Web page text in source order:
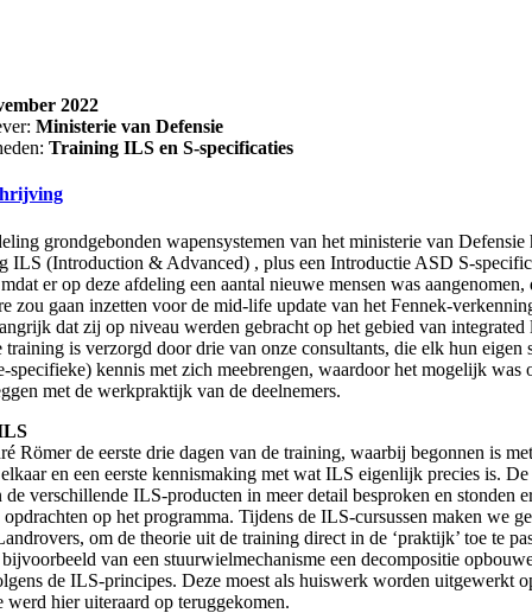
2022
Ministerie van Defensie
Training ILS en S-specificaties
grondgebonden wapensystemen van het ministerie van Defensie
ILS (Introduction & Advanced) , plus een Introductie ASD S-
er op deze afdeling een aantal nieuwe mensen was aangenomen,
zou gaan inzetten voor de mid-life update van het Fennek-
dat zij op niveau werden gebracht op het gebied van integrated
training is verzorgd door drie van onze consultants, die elk hun eigen
specifieke) kennis met zich meebrengen, waardoor het mogelijk was
met de werkpraktijk van de deelnemers.
Römer de eerste drie dagen van de training, waarbij begonnen is
en een eerste kennismaking met wat ILS eigenlijk precies is.
de verschillende ILS-producten in meer detail besproken en stonden
opdrachten op het programma. Tijdens de ILS-cursussen maken we
om de theorie uit de training direct in de ‘praktijk’ toe te
bijvoorbeeld van een stuurwielmechanisme een decompositie
de ILS-principes. Deze moest als huiswerk worden uitgewerkt
werd hier uiteraard op teruggekomen.